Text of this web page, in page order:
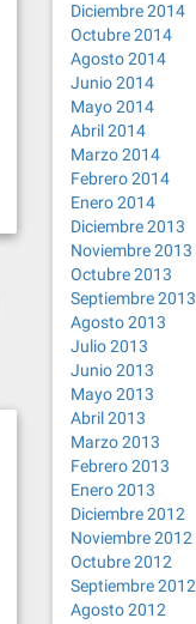
Diciembre 2014
Octubre 2014
Agosto 2014
Junio 2014
Mayo 2014
Abril 2014
Marzo 2014
Febrero 2014
Enero 2014
Diciembre 2013
Noviembre 2013
Octubre 2013
Septiembre 2013
Agosto 2013
Julio 2013
Junio 2013
Mayo 2013
Abril 2013
Marzo 2013
Febrero 2013
Enero 2013
Diciembre 2012
Noviembre 2012
Octubre 2012
Septiembre 2012
Agosto 2012